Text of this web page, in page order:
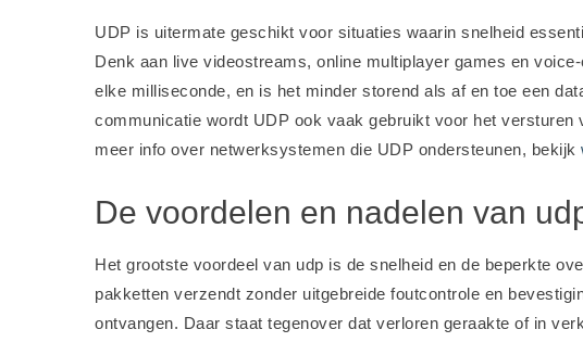
UDP is uitermate geschikt voor situaties waarin snelheid
Denk aan live videostreams, online multiplayer games en
elke milliseconde, en is het minder storend als af en toe een
communicatie wordt UDP ook vaak gebruikt voor het
meer info over netwerksystemen die UDP ondersteunen, bekijk
De voordelen en nadelen van
Het grootste voordeel van udp is de snelheid en de beperkte
pakketten verzendt zonder uitgebreide foutcontrole en
ontvangen. Daar staat tegenover dat verloren geraakte of in